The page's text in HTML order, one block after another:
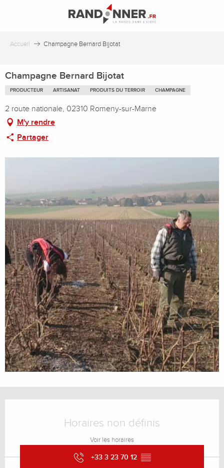
principal
Accueil Champagne Bernard Bijotat
Champagne Bernard Bijotat
PRODUCTEUR ARTISANAT PRODUITS DU TERROIR CHAMPAGNE
2 route nationale, 02310 Romeny-sur-Marne
M'y rendre
Partager
Horaires non définis
Voir les horaires
+33 3 23 70 12 ▒▒